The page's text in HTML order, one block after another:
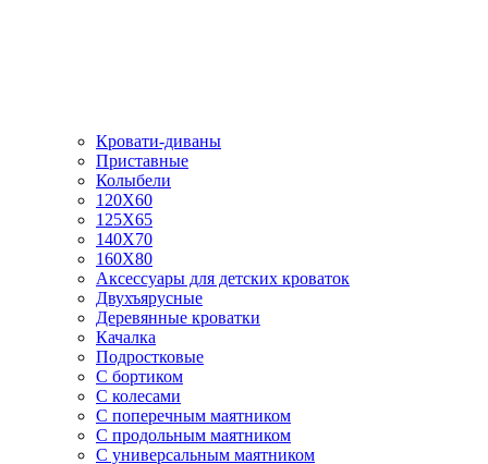
Кровати-диваны
Приставные
Колыбели
120Х60
125X65
140Х70
160Х80
Аксессуары для детских кроваток
Двухъярусные
Деревянные кроватки
Качалка
Подростковые
С бортиком
С колесами
С поперечным маятником
С продольным маятником
С универсальным маятником